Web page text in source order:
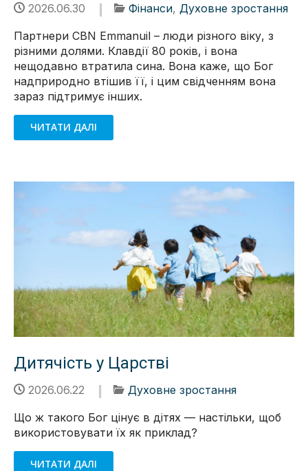
2026.06.30 Фінанси, Духовне зростання
Партнери CBN Emmanuil – люди різного віку, з
різними долями. Клавдії 80 років, і вона
нещодавно втратила сина. Вона каже, що Бог
надприродно втішив її, і цим свідченням вона
зараз підтримує інших.
ЧИТАТИ ДАЛІ
Дитячість у Царстві
2026.06.22
Духовне зростання
Що ж такого Бог цінує в дітях — настільки, щоб
використовувати їх як приклад?
ЧИТАТИ ДАЛІ